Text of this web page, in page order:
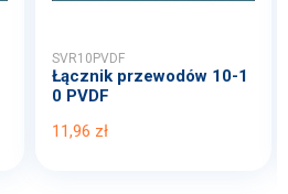
SVR10PVDF
Łącznik przewodów 10-1
0 PVDF
11,96 zł